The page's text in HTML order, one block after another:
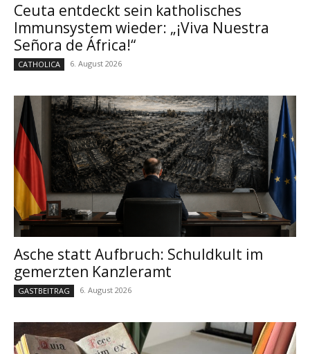
Ceuta entdeckt sein katholisches
Immunsystem wieder: „¡Viva Nuestra
Señora de África!“
CATHOLICA 6. August 2026
Asche statt Aufbruch: Schuldkult im
gemerzten Kanzleramt
GASTBEITRAG 6. August 2026